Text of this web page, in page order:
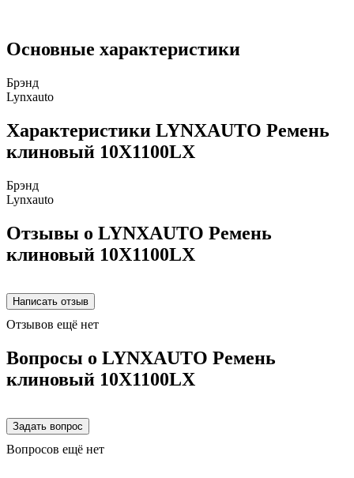
Основные характеристики
Брэнд
Lynxauto
Характеристики LYNXAUTO Ремень
клиновый 10X1100LX
Брэнд
Lynxauto
Отзывы о LYNXAUTO Ремень
клиновый 10X1100LX
Отзывов ещё нет
Вопросы о LYNXAUTO Ремень
клиновый 10X1100LX
Вопросов ещё нет